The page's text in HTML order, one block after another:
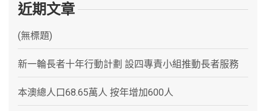
近期文章
(無標題)
新一輪長者十年行動計劃 設四專責小組推動長者服務
本澳總人口68.65萬人 按年增加600人